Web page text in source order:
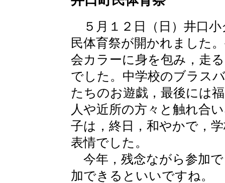
５月１２日（日）井口
民体育祭が開かれました
会カラーに身を包み，走
でした。中学校のブラス
たちのお遊戯，最後には
人や近所の方々と触れ合
子は，終日，和やかで，
表情でした。
今年，残念ながら参加
加できるといいですね。